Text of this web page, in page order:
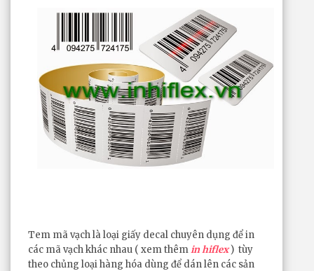
Tem mã vạch là loại giấy decal chuyên dụng để in
các mã vạch khác nhau ( xem thêmin hiflex) tùy
theo chủng loại hàng hóa dùng để dán lên các sản